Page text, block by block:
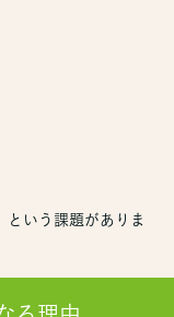
という課題がありま